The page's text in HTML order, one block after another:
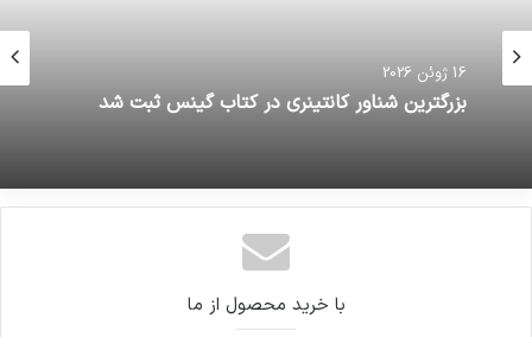
16 ژوئن 2026
ویدئویی که تحت عنوان شکنجه دختران در کهریزک
در حال انتشار است ساختگی بوده
با خرید محصول از ما